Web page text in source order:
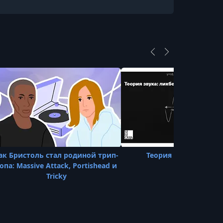
Бристоль стал родиной трип-
Massive Attack, Portishead и
Tricky
Теория звука: